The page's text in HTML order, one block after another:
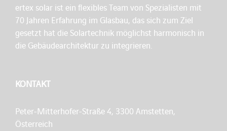
ertex solar ist ein flexibles Team von Spezialisten mit
70 Jahren Erfahrung im Glasbau, das sich zum Ziel
gesetzt hat die Solartechnik möglichst harmonisch in
die Gebäudearchitektur zu integrieren.
KONTAKT
Peter-Mitterhofer-Straße 4, 3300 Amstetten,
Österreich